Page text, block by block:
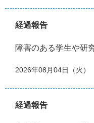
経過報告
障害のある学生や研
2026年08月04日（火）
経過報告